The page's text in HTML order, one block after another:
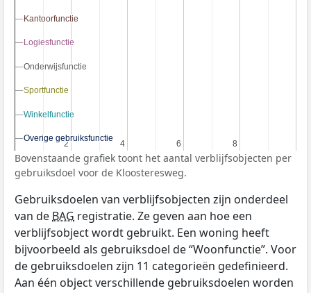
2
2 4
4 6
6 8
8
Kantoorfunctie
Kantoorfunctie
Logiesfunctie
Logiesfunctie
Onderwijsfunctie
Onderwijsfunctie
Sportfunctie
Sportfunctie
Winkelfunctie
Winkelfunctie
Overige gebruiksfunctie
Overige gebruiksfunctie
Bovenstaande grafiek toont het aantal verblijfsobjecten per
gebruiksdoel voor de Kloosteresweg.
Gebruiksdoelen van verblijfsobjecten zijn onderdeel
van de BAG registratie. Ze geven aan hoe een
verblijfsobject wordt gebruikt. Een woning heeft
bijvoorbeeld als gebruiksdoel de “Woonfunctie”. Voor
de gebruiksdoelen zijn 11 categorieën gedefinieerd.
Aan één object verschillende gebruiksdoelen worden